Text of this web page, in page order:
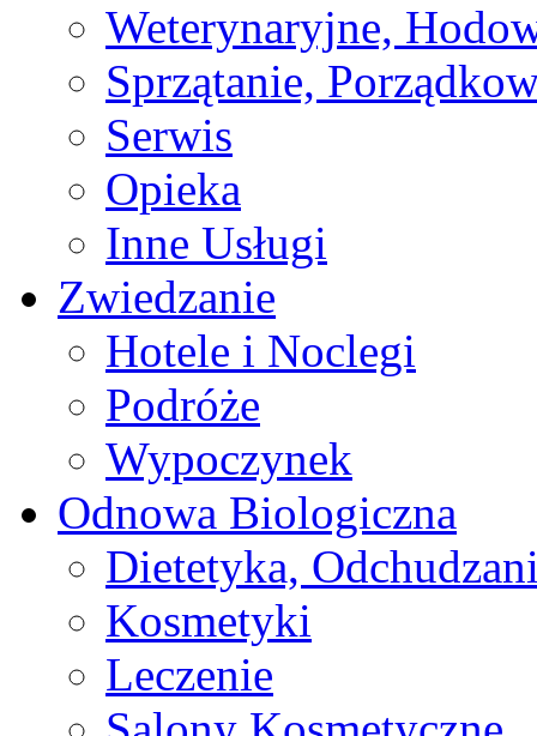
Weterynaryjne,
Sprzątanie,
Serwis
Opieka
Inne Usługi
Zwiedzanie
Hotele i Noclegi
Podróże
Wypoczynek
Odnowa Biologiczna
Dietetyka,
Kosmetyki
Leczenie